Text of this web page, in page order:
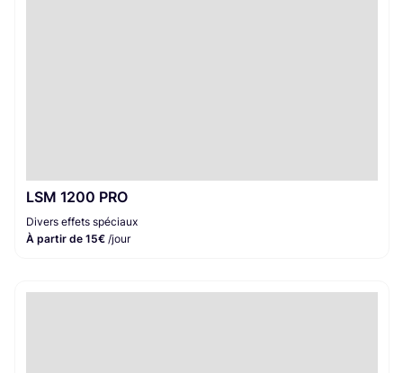
LSM 1200 PRO
Divers effets spéciaux
À partir de 15€ /jour